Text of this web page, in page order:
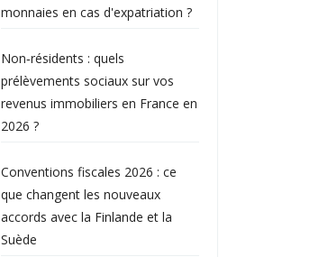
monnaies en cas d'expatriation ?
Non‑résidents : quels
prélèvements sociaux sur vos
revenus immobiliers en France en
2026 ?
Conventions fiscales 2026 : ce
que changent les nouveaux
accords avec la Finlande et la
Suède